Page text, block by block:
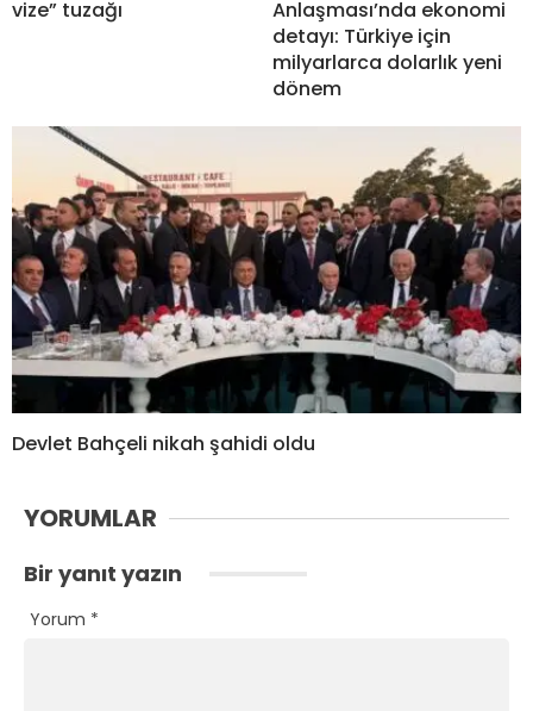
vize” tuzağı
Anlaşması’nda ekonomi
detayı: Türkiye için
milyarlarca dolarlık yeni
dönem
Devlet Bahçeli nikah şahidi oldu
YORUMLAR
Bir yanıt yazın
Yorum *